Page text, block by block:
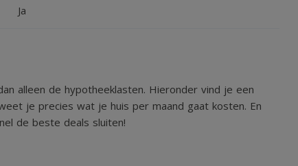
Ja
alleen de hypotheeklasten. Hieronder vind je een
je precies wat je huis per maand gaat kosten. En
de beste deals sluiten!